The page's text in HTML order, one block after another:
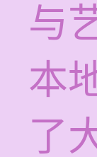
与
本
了